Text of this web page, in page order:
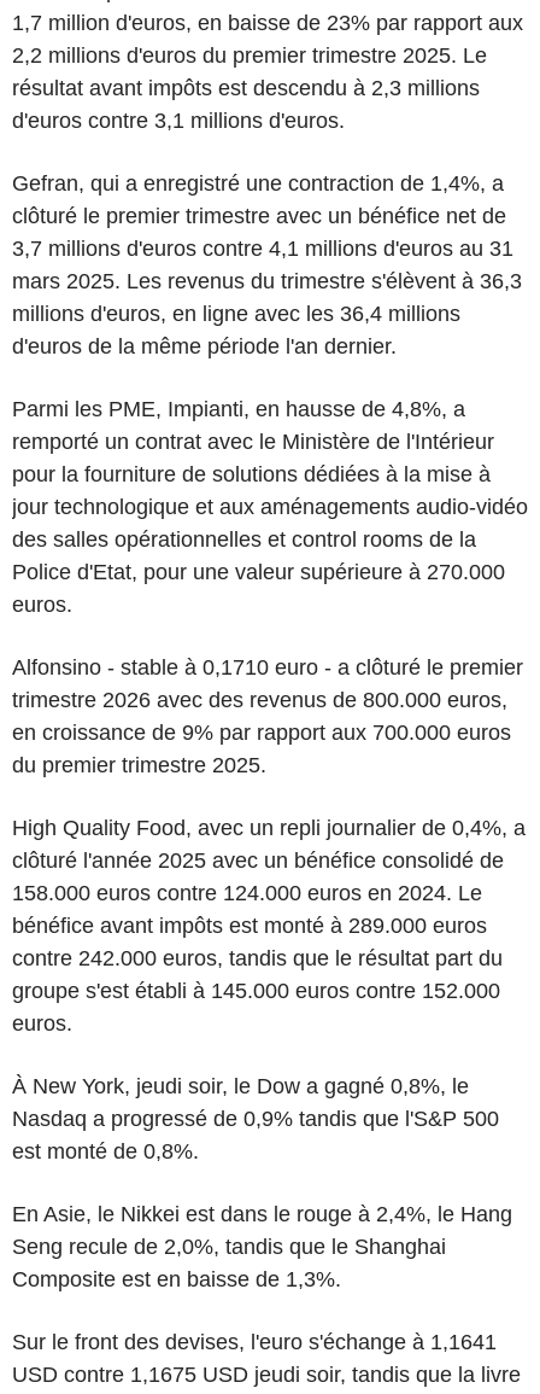
1,7 million d'euros, en baisse de 23% par rapport aux
2,2 millions d'euros du premier trimestre 2025. Le
résultat avant impôts est descendu à 2,3 millions
d'euros contre 3,1 millions d'euros.
Gefran, qui a enregistré une contraction de 1,4%, a
clôturé le premier trimestre avec un bénéfice net de
3,7 millions d'euros contre 4,1 millions d'euros au 31
mars 2025. Les revenus du trimestre s'élèvent à 36,3
millions d'euros, en ligne avec les 36,4 millions
d'euros de la même période l'an dernier.
Parmi les PME, Impianti, en hausse de 4,8%, a
remporté un contrat avec le Ministère de l'Intérieur
pour la fourniture de solutions dédiées à la mise à
jour technologique et aux aménagements audio-vidéo
des salles opérationnelles et control rooms de la
Police d'Etat, pour une valeur supérieure à 270.000
euros.
Alfonsino - stable à 0,1710 euro - a clôturé le premier
trimestre 2026 avec des revenus de 800.000 euros,
en croissance de 9% par rapport aux 700.000 euros
du premier trimestre 2025.
High Quality Food, avec un repli journalier de 0,4%, a
clôturé l'année 2025 avec un bénéfice consolidé de
158.000 euros contre 124.000 euros en 2024. Le
bénéfice avant impôts est monté à 289.000 euros
contre 242.000 euros, tandis que le résultat part du
groupe s'est établi à 145.000 euros contre 152.000
euros.
À New York, jeudi soir, le Dow a gagné 0,8%, le
Nasdaq a progressé de 0,9% tandis que l'S&P 500
est monté de 0,8%.
En Asie, le Nikkei est dans le rouge à 2,4%, le Hang
Seng recule de 2,0%, tandis que le Shanghai
Composite est en baisse de 1,3%.
Sur le front des devises, l'euro s'échange à 1,1641
USD contre 1,1675 USD jeudi soir, tandis que la livre